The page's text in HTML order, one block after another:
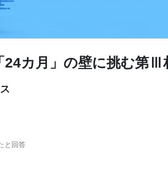
24カ月」の壁に挑む第Ⅲ
と回答